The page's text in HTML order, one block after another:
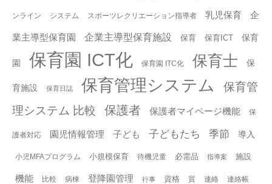
ンライン システム スポーツレクリエーション指導者 乳児保育 企
業主導型保育園 企業主導型保育施設 保育 保育ICT 保育
園 保育園 ICT化 保育園 ITC化 保育士 保
育施設 保育日誌 保育管理システム
保育管
理システム 比較
保護者 保護者マイページ機能 保
護者対応 園児情報管理 子ども 子どもたち 季節 導入
小児MFAプログラム 小規模保育 待機児童 必需品 指導案 施設
機能 比較 病棟 登降園管理 行事 資格 質 連絡 連絡帳